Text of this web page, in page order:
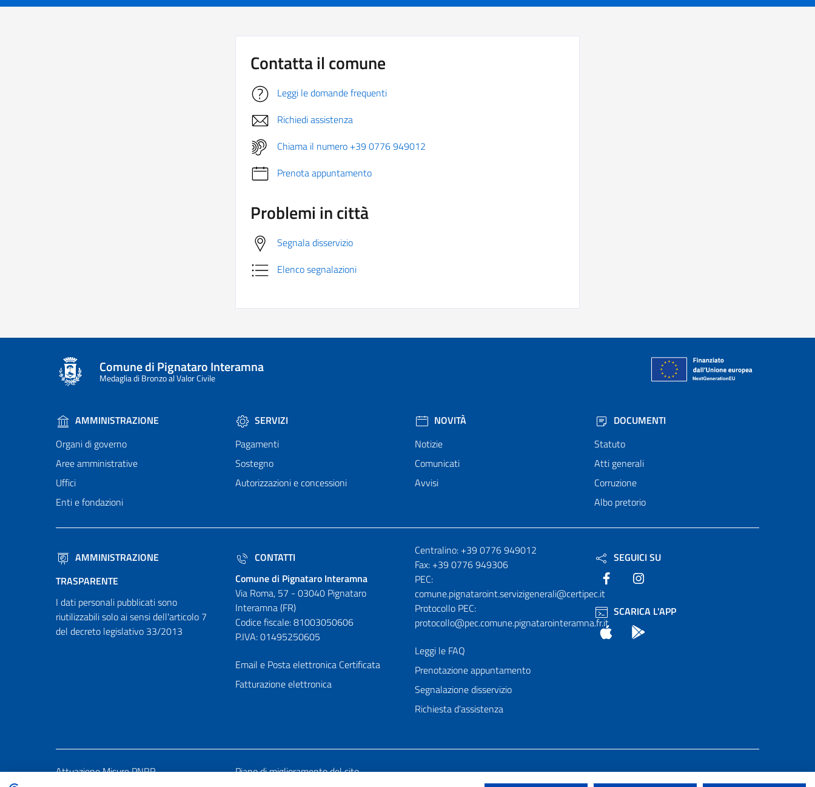
Contatta il comune
Leggi le domande frequenti
Richiedi assistenza
Chiama il numero +39 0776 949012
Prenota appuntamento
Problemi in città
Segnala disservizio
Elenco segnalazioni
Comune di Pignataro Interamna
Medaglia di Bronzo al Valor Civile
AMMINISTRAZIONE
Organi di governo
Aree amministrative
Uffici
Enti e fondazioni
SERVIZI
Pagamenti
Sostegno
Autorizzazioni e concessioni
NOVITÀ
Notizie
Comunicati
Avvisi
DOCUMENTI
Statuto
Atti generali
Corruzione
Albo pretorio
AMMINISTRAZIONE
TRASPARENTE
I dati personali pubblicati sono
riutilizzabili solo ai sensi dell'articolo 7
del decreto legislativo 33/2013
CONTATTI
Comune di Pignataro Interamna
Via Roma, 57 - 03040 Pignataro
Interamna (FR)
Codice fiscale: 81003050606
P.IVA: 01495250605
Email e Posta elettronica Certificata
Fatturazione elettronica
Numeri utili
Centralino: +39 0776 949012
Fax: +39 0776 949306
PEC:
comune.pignataroint.servizigenerali@certipec.it
Protocollo PEC:
protocollo@pec.comune.pignatarointeramna.fr.it
Leggi le FAQ
Prenotazione appuntamento
Segnalazione disservizio
Richiesta d'assistenza
SEGUICI SU
Facebook
SCARICA L'APP
App Store
Attuazione Misure PNRR Piano di miglioramento del sito